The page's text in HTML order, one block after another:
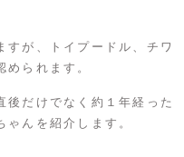
すが、トイプードル、チワ
られます。
後だけでなく約１年経った
んを紹介します。